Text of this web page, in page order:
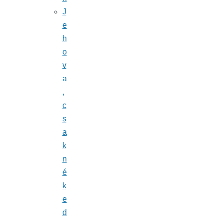
J
e
h
o
v
a
,
c
s
a
k
n
é
k
e
d